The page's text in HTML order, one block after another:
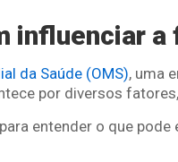
influenciar
da Saúde (OMS), uma
por diversos
entender o que